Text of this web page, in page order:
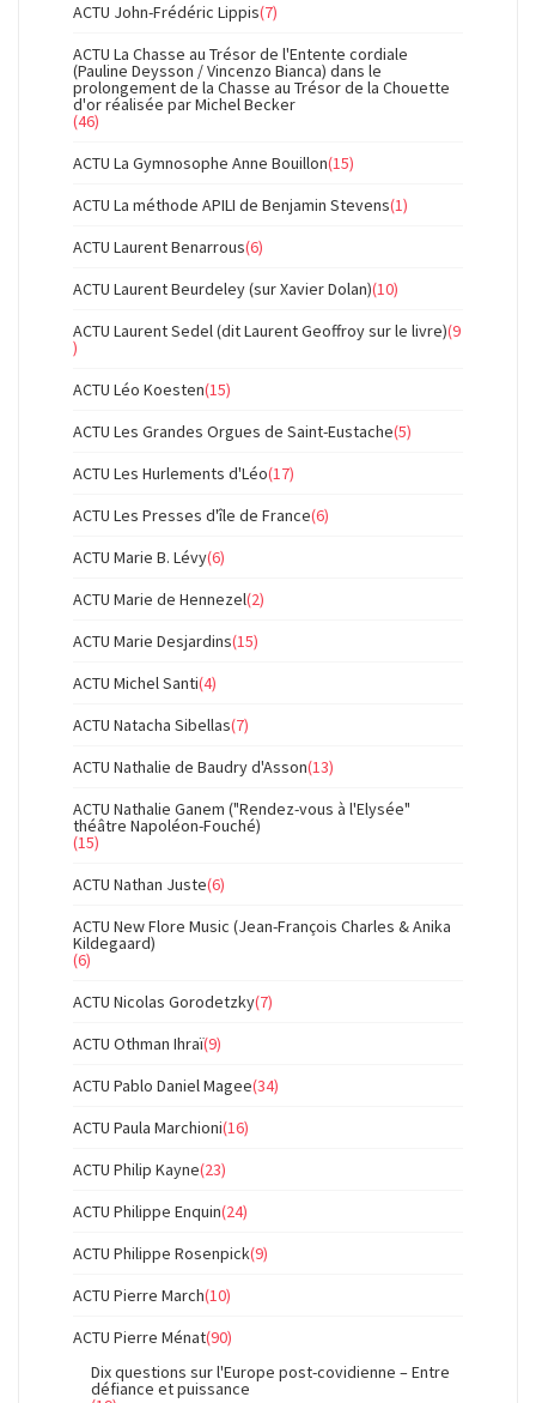
ACTU John-Frédéric Lippis(7)
ACTU La Chasse au Trésor de l'Entente cordiale
(Pauline Deysson / Vincenzo Bianca) dans le
prolongement de la Chasse au Trésor de la Chouette
d'or réalisée par Michel Becker
(46)
ACTU La Gymnosophe Anne Bouillon(15)
ACTU La méthode APILI de Benjamin Stevens(1)
ACTU Laurent Benarrous(6)
ACTU Laurent Beurdeley (sur Xavier Dolan)(10)
ACTU Laurent Sedel (dit Laurent Geoffroy sur le livre)(9
)
ACTU Léo Koesten(15)
ACTU Les Grandes Orgues de Saint-Eustache(5)
ACTU Les Hurlements d'Léo(17)
ACTU Les Presses d'île de France(6)
ACTU Marie B. Lévy(6)
ACTU Marie de Hennezel(2)
ACTU Marie Desjardins(15)
ACTU Michel Santi(4)
ACTU Natacha Sibellas(7)
ACTU Nathalie de Baudry d'Asson(13)
ACTU Nathalie Ganem ("Rendez-vous à l'Elysée"
théâtre Napoléon-Fouché)
(15)
ACTU Nathan Juste(6)
ACTU New Flore Music (Jean-François Charles & Anika
Kildegaard)
(6)
ACTU Nicolas Gorodetzky(7)
ACTU Othman Ihraï(9)
ACTU Pablo Daniel Magee(34)
ACTU Paula Marchioni(16)
ACTU Philip Kayne(23)
ACTU Philippe Enquin(24)
ACTU Philippe Rosenpick(9)
ACTU Pierre March(10)
ACTU Pierre Ménat(90)
Dix questions sur l'Europe post-covidienne – Entre
défiance et puissance